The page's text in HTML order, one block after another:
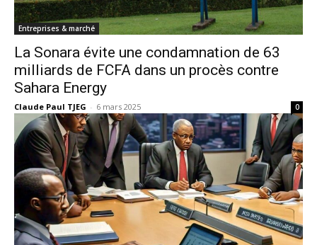
Entreprises & marché
La Sonara évite une condamnation de 63
milliards de FCFA dans un procès contre
Sahara Energy
Claude Paul TJEG - 6 mars 2025 0